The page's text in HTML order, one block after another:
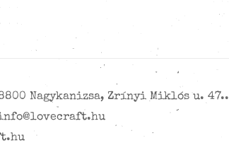
Nagykanizsa, Zrínyi Miklós u. 47..